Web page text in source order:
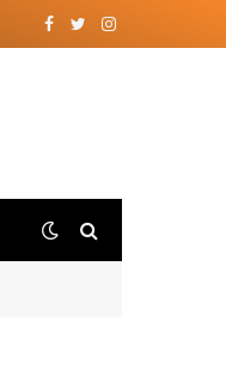
Facebook
TwitterInstagram